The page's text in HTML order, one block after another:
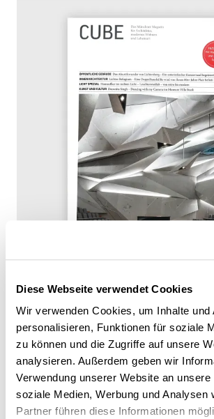
Diese Webseite verwendet Cookies
Wir verwenden Cookies, um Inhalte und
personalisieren, Funktionen für soziale
zu können und die Zugriffe auf unsere
analysieren. Außerdem geben wir
Verwendung unserer Website an
soziale Medien, Werbung und Analysen
Partner führen diese Informationen